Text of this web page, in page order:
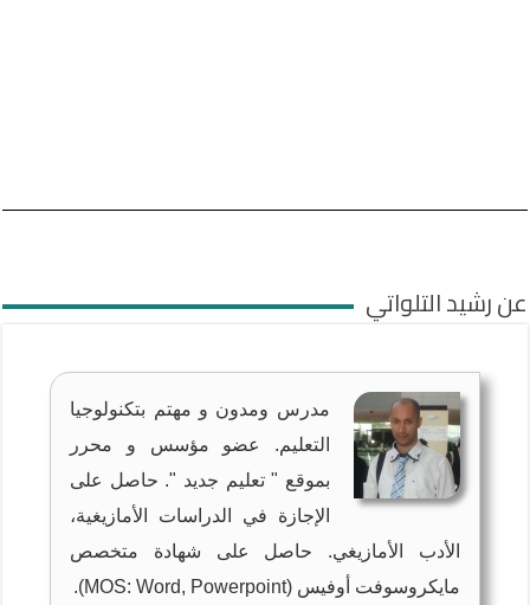
عن رشيد التلواتي
مدرس ومدون و مهتم بتكنولوجيا
التعليم. عضو مؤسس و محرر
بموقع " تعليم جديد ". حاصل على
الإجازة في الدراسات الأمازيغية،
الأدب الأمازيغي. حاصل على شهادة متخصص
مايكروسوفت أوفيس (MOS: Word, Powerpoint).